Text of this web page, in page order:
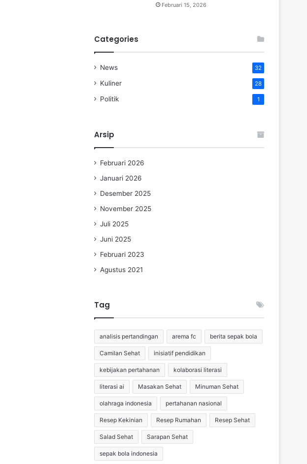
Februari 15, 2026
Categories
News 32
Kuliner 28
Politik 1
Arsip
Februari 2026
Januari 2026
Desember 2025
November 2025
Juli 2025
Juni 2025
Februari 2023
Agustus 2021
Tag
analisis pertandingan arema fc berita sepak bola
Camilan Sehat inisiatif pendidikan
kebijakan pertahanan kolaborasi literasi
literasi ai Masakan Sehat Minuman Sehat
olahraga indonesia pertahanan nasional
Resep Kekinian Resep Rumahan Resep Sehat
Salad Sehat Sarapan Sehat
sepak bola indonesia